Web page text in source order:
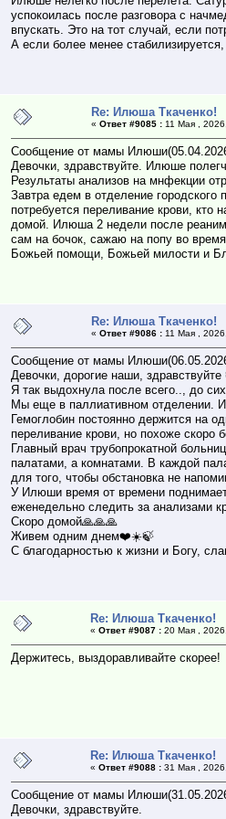
успокоилась после разговора с
впускать. Это на тот случай, если
А если более менее
Re: Илюша Ткаченко!
«Ответ #9085 : 11 Мая ,
Сообщение от мамы
Девочки, здравствуйте. Илюше
Результаты анализов на мнфекции
Завтра едем в отделение
потребуется переливание крови,
домой. Илюша 2 недели после
сам на бочок, сажаю на попу во
Божьей помощи, Божьей милости и
Re: Илюша Ткаченко!
«Ответ #9086 : 11 Мая ,
Сообщение от мамы
Девочки, дорогие наши,
Я так выдохнула после всего.., до
Мы еще в паллиативном отделении.
Гемоглобин постоянно держится на
переливание крови, но похоже скоро
Главный врач трубопрокатной
палатами, а комнатами. В каждой
для того, чтобы обстановка не
У Илюши время от времени
еженедельно следить за анализами
Скоро домой🙏🙏🙏
Живем одним днем❤️☀️🍃
С благодарностью к жизни и Богу,
Re: Илюша Ткаченко!
«Ответ #9087 : 20 Мая ,
Держитесь, выздоравливайте скорее!
Re: Илюша Ткаченко!
«Ответ #9088 : 31 Мая ,
Сообщение от мамы
Девочки, здравствуйте.